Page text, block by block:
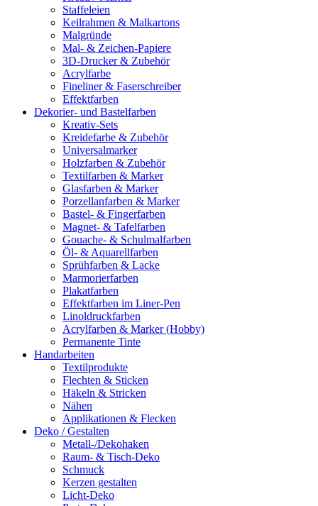
Staffeleien
Keilrahmen & Malkartons
Malgründe
Mal- & Zeichen-Papiere
3D-Drucker & Zubehör
Acrylfarbe
Fineliner & Faserschreiber
Effektfarben
Dekorier- und Bastelfarben
Kreativ-Sets
Kreidefarbe & Zubehör
Universalmarker
Holzfarben & Zubehör
Textilfarben & Marker
Glasfarben & Marker
Porzellanfarben & Marker
Bastel- & Fingerfarben
Magnet- & Tafelfarben
Gouache- & Schulmalfarben
Öl- & Aquarellfarben
Sprühfarben & Lacke
Marmorierfarben
Plakatfarben
Effektfarben im Liner-Pen
Linoldruckfarben
Acrylfarben & Marker (Hobby)
Permanente Tinte
Handarbeiten
Textilprodukte
Flechten & Sticken
Häkeln & Stricken
Nähen
Applikationen & Flecken
Deko / Gestalten
Metall-/Dekohaken
Raum- & Tisch-Deko
Schmuck
Kerzen gestalten
Licht-Deko